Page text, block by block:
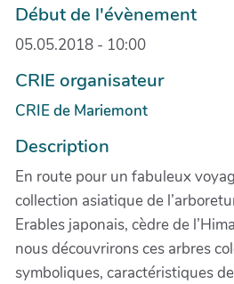
Début de l'évènement
05.05.2018 - 10:00
CRIE organisateur
CRIE de Mariemont
Description
En route pour un fabuleux
collection asiatique de
Erables japonais, cèdre de
nous découvrirons ces arbres
symboliques, caractéristiques